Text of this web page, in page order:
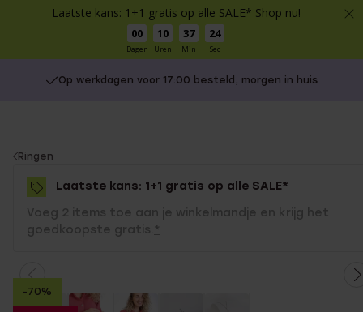
Laatste kans: 1+1 gratis op alle SALE* Shop nu!
00
Dagen
10
Uren
37
Min
24
Sec
Op werkdagen voor 17:00 besteld, morgen in huis
You
are
here:
Ringen
Laatste kans: 1+1 gratis op alle SALE*
Voeg 2 items toe aan je winkelmandje en krijg het
goedkoopste gratis. *
-70%